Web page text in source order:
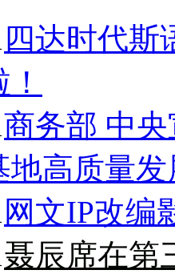
四达时代斯
商务部 中
地高质量
网文IP改编
聂辰席在第